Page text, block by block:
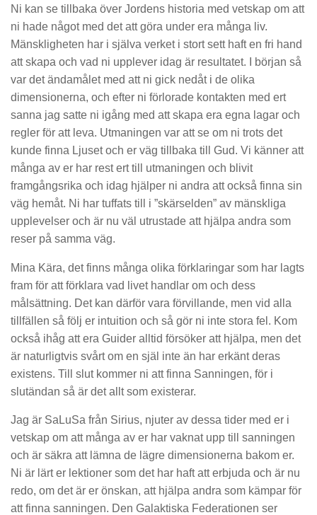
Ni kan se tillbaka över Jordens historia med vetskap om att
ni hade något med det att göra under era många liv.
Mänskligheten har i själva verket i stort sett haft en fri hand
att skapa och vad ni upplever idag är resultatet. I början så
var det ändamålet med att ni gick nedåt i de olika
dimensionerna, och efter ni förlorade kontakten med ert
sanna jag satte ni igång med att skapa era egna lagar och
regler för att leva. Utmaningen var att se om ni trots det
kunde finna Ljuset och er väg tillbaka till Gud. Vi känner att
många av er har rest ert till utmaningen och blivit
framgångsrika och idag hjälper ni andra att också finna sin
väg hemåt. Ni har tuffats till i ”skärselden” av mänskliga
upplevelser och är nu väl utrustade att hjälpa andra som
reser på samma väg.
Mina Kära, det finns många olika förklaringar som har lagts
fram för att förklara vad livet handlar om och dess
målsättning. Det kan därför vara förvillande, men vid alla
tillfällen så följ er intuition och så gör ni inte stora fel. Kom
också ihåg att era Guider alltid försöker att hjälpa, men det
är naturligtvis svårt om en själ inte än har erkänt deras
existens. Till slut kommer ni att finna Sanningen, för i
slutändan så är det allt som existerar.
Jag är SaLuSa från Sirius, njuter av dessa tider med er i
vetskap om att många av er har vaknat upp till sanningen
och är säkra att lämna de lägre dimensionerna bakom er.
Ni är lärt er lektioner som det har haft att erbjuda och är nu
redo, om det är er önskan, att hjälpa andra som kämpar för
att finna sanningen. Den Galaktiska Federationen ser